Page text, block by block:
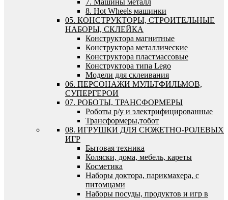
8. Hot Wheels машинки
05. КОНСТРУКТОРЫ, СТРОИТЕЛЬНЫЕ
НАБОРЫ, СКЛЕЙКА
Конструктора магнитные
Конструктора металлические
Конструктора пластмассовые
Конструктора типа Lego
Модели для склеивания
06. ПЕРСОНАЖИ МУЛЬТФИЛЬМОВ,
СУПЕРГЕРОИ
07. РОБОТЫ, ТРАНСФОРМЕРЫ
Роботы р/у и электрифицированные
Трансформеры,тобот
08. ИГРУШКИ ДЛЯ СЮЖЕТНО-РОЛЕВЫХ
ИГР
Бытовая техника
Коляски, дома, мебель, кареты
Косметика
Наборы доктора, парикмахера, с
питомцами
Наборы посуды, продуктов и игр в